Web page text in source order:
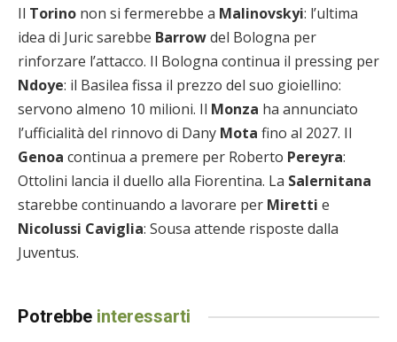
Il Torino non si fermerebbe a Malinovskyi: l’ultima
idea di Juric sarebbe Barrowdel Bologna per
rinforzare l’attacco. Il Bologna continua il pressing per
Ndoye: il Basilea fissa il prezzo del suo gioiellino:
servono almeno 10 milioni. Il Monza ha annunciato
l’ufficialità del rinnovo di Dany Mota fino al 2027. Il
Genoa continua a premere per Roberto Pereyra:
Ottolini lancia il duello alla Fiorentina. La Salernitana
starebbe continuando a lavorare per Miretti e
Nicolussi Caviglia: Sousa attende risposte dalla
Juventus.
Potrebbe interessarti